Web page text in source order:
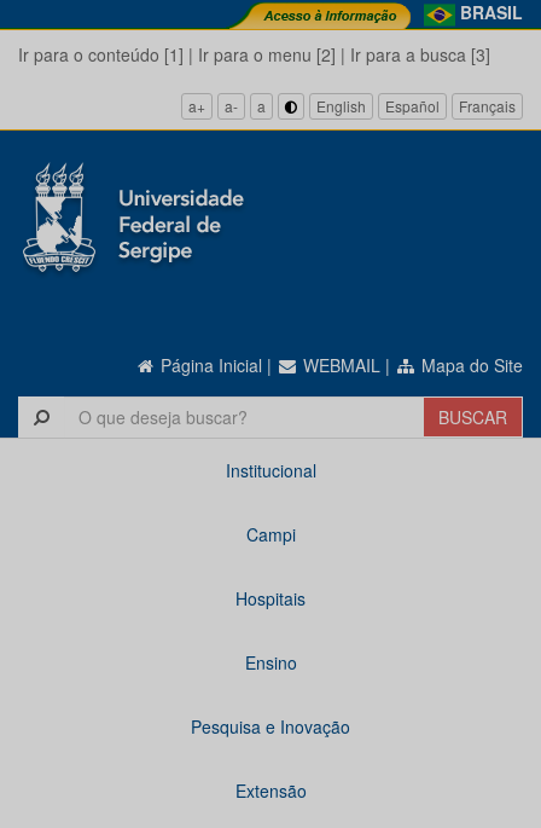
BRASIL
Ir para o conteúdo [1] | Ir para o menu [2] | Ir para a busca [3]
a+ a- a English Español Français
Página Inicial | WEBMAIL | Mapa do Site
Institucional
Campi
Hospitais
Ensino
Pesquisa e Inovação
Extensão